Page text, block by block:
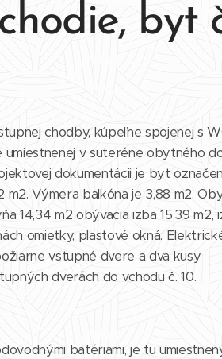
byt
chodby, kúpeľne spojenej s
umiestnenej v suteréne obytného
dokumentácii je byt
Výmera balkóna je 3,88 m2.
14,34 m2 obývacia izba 15,39 m2,
omietky, plastové okná.
vstupné dvere a dva kusy
dverách do vchodu č. 10.
batériami, je tu